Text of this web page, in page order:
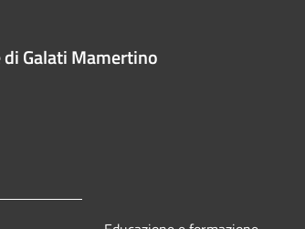
di Galati Mamertino